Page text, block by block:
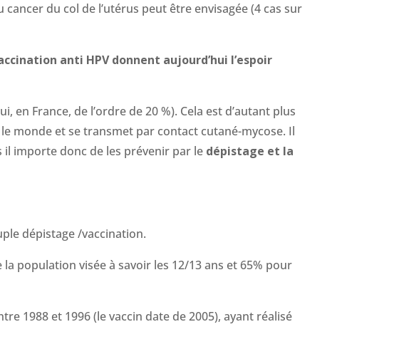
du col de l’utérus peut être envisagée (4 cas sur
anti HPV donnent aujourd’hui l’espoir
France, de l’ordre de 20 %). Cela est d’autant plus
monde et se transmet par contact cutané-mycose. Il
importe donc de les prévenir par le dépistage et la
dépistage /vaccination.
population visée à savoir les 12/13 ans et 65% pour
1988 et 1996 (le vaccin date de 2005), ayant réalisé